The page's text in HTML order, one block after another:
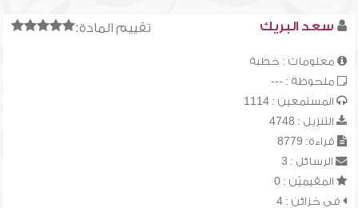
تقييم المادة: سعد البريك
معلومات : خطبة
ملحوظة : ---
المستمعين : 1114
التنزيل : 4748
قراءة: 8779
الرسائل : 3
المقيميّن : 0
في خزائن : 4